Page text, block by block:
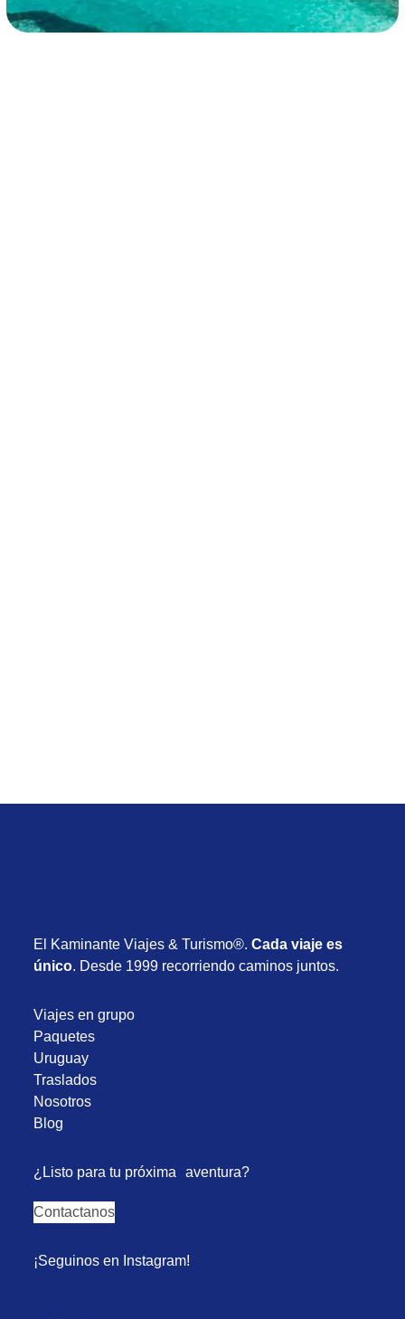
El Kaminante Viajes & Turismo®.Cada viaje es
único. Desde 1999 recorriendo caminos juntos.
Viajes en grupo
Paquetes
Uruguay
Traslados
Nosotros
Blog
¿Listo para tu próxima aventura?
Contactanos
¡Seguinos en Instagram!